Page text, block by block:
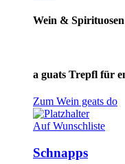
Wein & Spirituosen
a guats Trepfl für
Zum Wein geats do
Auf Wunschliste
Schnapps